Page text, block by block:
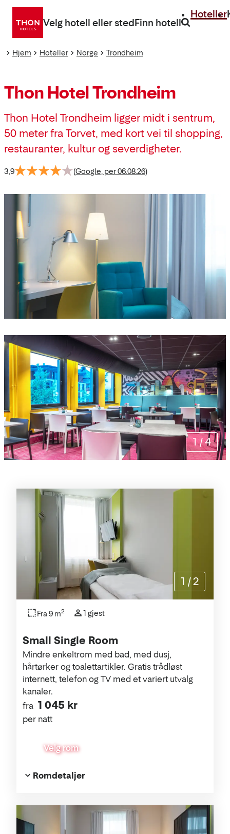
Gå
direkte
Velg hotell eller stedFinn hotell
Hoteller
Hjem Hoteller Norge Trondheim
Thon Hotel Trondheim
Thon Hotel Trondheim ligger midt i sentrum,
50 meter fra Torvet, med kort vei til shopping,
restauranter, kultur og severdigheter.
3,9 (Google, per 06.08.26)
1 /4
Rommene
Small Single Room
fra 1 045 kr
per natt
Mindre enkeltrom med bad, med dusj,
hårtørker og toalettartikler. Gratis trådløst
internett, telefon og TV med et variert utvalg
kanaler.
Velg rom
Fra 9 m2 1 gjest
Romdetaljer
1 /2